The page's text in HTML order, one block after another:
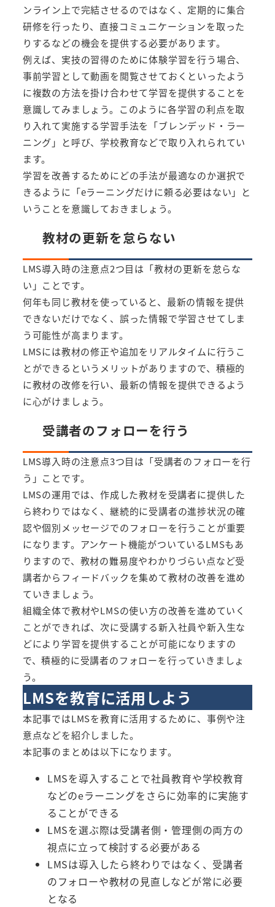
ンライン上で完結させるのではなく、定期的に集合
研修を行ったり、直接コミュニケーションを取った
りするなどの機会を提供する必要があります。
例えば、実技の習得のために体験学習を行う場合、
事前学習として動画を閲覧させておくといったよう
に複数の方法を掛け合わせて学習を提供することを
意識してみましょう。このように各学習の利点を取
り入れて実施する学習手法を「ブレンデッド・ラー
ニング」と呼び、学校教育などで取り入れられてい
ます。
学習を改善するためにどの手法が最適なのか選択で
きるように「eラーニングだけに頼る必要はない」と
いうことを意識しておきましょう。
教材の更新を怠らない
LMS導入時の注意点2つ目は「教材の更新を怠らな
い」ことです。
何年も同じ教材を使っていると、最新の情報を提供
できないだけでなく、誤った情報で学習させてしま
う可能性が高まります。
LMSには教材の修正や追加をリアルタイムに行うこ
とができるというメリットがありますので、積極的
に教材の改修を行い、最新の情報を提供できるよう
に心がけましょう。
受講者のフォローを行う
LMS導入時の注意点3つ目は「受講者のフォローを行
う」ことです。
LMSの運用では、作成した教材を受講者に提供した
ら終わりではなく、継続的に受講者の進捗状況の確
認や個別メッセージでのフォローを行うことが重要
になります。アンケート機能がついているLMSもあ
りますので、教材の難易度やわかりづらい点など受
講者からフィードバックを集めて教材の改善を進め
ていきましょう。
組織全体で教材やLMSの使い方の改善を進めていく
ことができれば、次に受講する新入社員や新入生な
どにより学習を提供することが可能になりますの
で、積極的に受講者のフォローを行っていきましょ
う。
LMSを教育に活用しよう
本記事ではLMSを教育に活用するために、事例や注
意点などを紹介しました。
本記事のまとめは以下になります。
LMSを導入することで社員教育や学校教育
などのeラーニングをさらに効率的に実施す
ることができる
LMSを選ぶ際は受講者側・管理側の両方の
視点に立って検討する必要がある
LMSは導入したら終わりではなく、受講者
のフォローや教材の見直しなどが常に必要
となる